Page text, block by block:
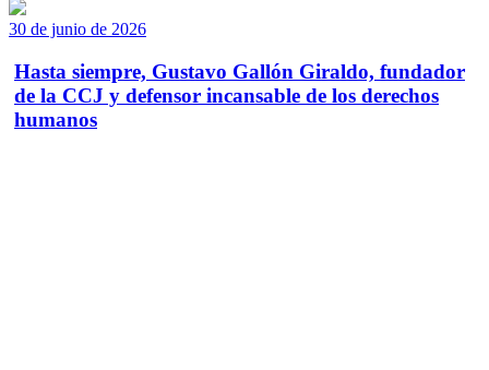
30 de junio de 2026
Hasta siempre, Gustavo Gallón Giraldo, fundador
de la CCJ y defensor incansable de los derechos
humanos